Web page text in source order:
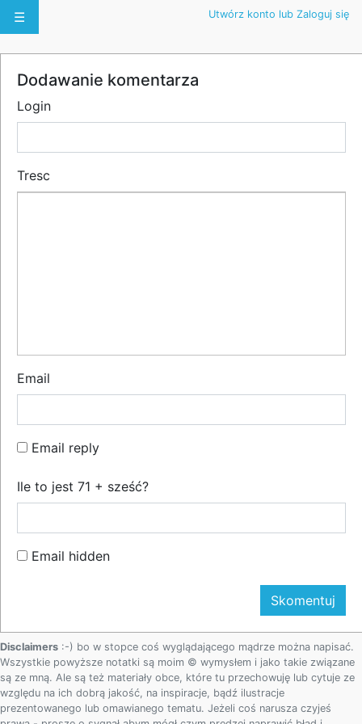
☰ Utwórz konto lub Zaloguj się
Dodawanie komentarza
Login
Tresc
Email
Email reply
Ile to jest 71 + sześć?
Email hidden
Disclaimers :-) bo w stopce coś wyglądającego mądrze można napisać.
Wszystkie powyższe notatki są moim © wymysłem i jako takie związane
są ze mną. Ale są też materiały obce, które tu przechowuję lub cytuje ze
względu na ich dobrą jakość, na inspiracje, bądź ilustracje
prezentowanego lub omawianego tematu. Jeżeli coś narusza czyjeś